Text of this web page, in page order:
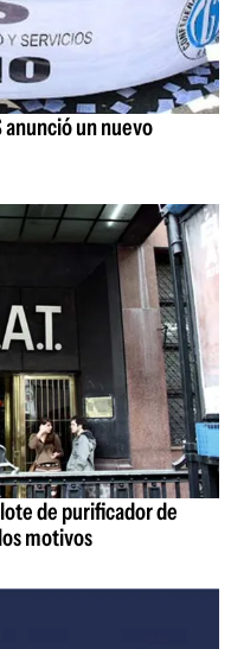
anunció un nuevo
de purificador de
motivos